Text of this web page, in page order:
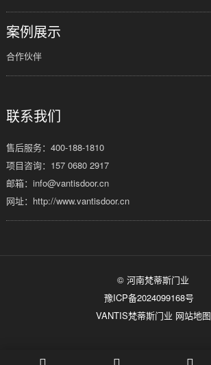
案例展示
合作伙伴
联系我们
售后服务： 400-188-1810
项目咨询：157 0680 2917
邮箱：info@vantisdoor.cn
网址：http://www.vantisdoor.cn
© 河南梵蒂斯门业
豫ICP备2024099168号
VANTIS梵蒂斯门业 网站地图